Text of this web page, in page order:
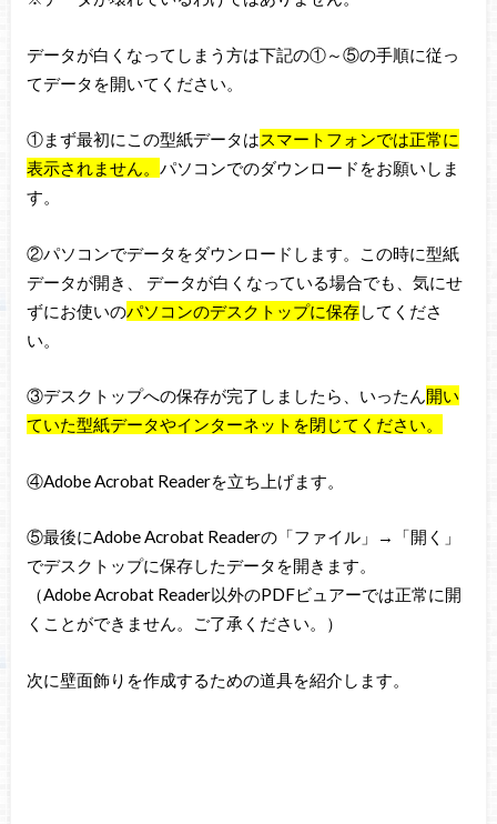
データが白くなってしまう方は下記の①～⑤の手順に従っ
てデータを開いてください。
①まず最初にこの型紙データはスマートフォンでは正常に
表示されません。 パソコンでのダウンロードをお願いしま
す。
②パソコンでデータをダウンロードします。この時に型紙
データが開き、 データが白くなっている場合でも、気にせ
ずにお使いのパソコンのデスクトップに保存してくださ
い。
③デスクトップへの保存が完了しましたら、いったん開い
ていた型紙データやインターネットを閉じてください。
④Adobe Acrobat Readerを立ち上げます。
⑤最後にAdobe Acrobat Readerの「ファイル」→「開く」
でデスクトップに保存したデータを開きます。
（Adobe Acrobat Reader以外のPDFビュアーでは正常に開
くことができません。ご了承ください。）
次に壁面飾りを作成するための道具を紹介します。